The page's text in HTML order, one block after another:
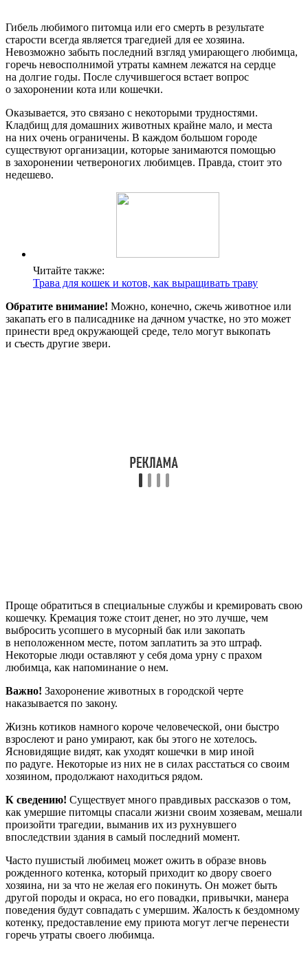
Гибель любимого питомца или его смерть в результате
старости всегда является трагедией для ее хозяина.
Невозможно забыть последний взгляд умирающего любимца,
горечь невосполнимой утраты камнем лежатся на сердце
на долгие годы. После случившегося встает вопрос
о захоронении кота или кошечки.
Оказывается, это связано с некоторыми трудностями.
Кладбищ для домашних животных крайне мало, и места
на них очень ограничены. В каждом большом городе
существуют организации, которые занимаются помощью
в захоронении четвероногих любимцев. Правда, стоит это
недешево.
Читайте также:
Трава для кошек и котов, как выращивать траву
Обратите внимание! Можно, конечно, сжечь животное или
закапать его в палисаднике на дачном участке, но это может
принести вред окружающей среде, тело могут выкопать
и съесть другие звери.
Проще обратиться в специальные службы и кремировать свою
кошечку. Кремация тоже стоит денег, но это лучше, чем
выбросить усопшего в мусорный бак или закопать
в неположенном месте, потом заплатить за это штраф.
Некоторые люди оставляют у себя дома урну с прахом
любимца, как напоминание о нем.
Важно! Захоронение животных в городской черте
наказывается по закону.
Жизнь котиков намного короче человеческой, они быстро
взрослеют и рано умирают, как бы этого не хотелось.
Ясновидящие видят, как уходят кошечки в мир иной
по радуге. Некоторые из них не в силах расстаться со своим
хозяином, продолжают находиться рядом.
К сведению! Существует много правдивых рассказов о том,
как умершие питомцы спасали жизни своим хозяевам, мешали
произойти трагедии, выманив их из рухнувшего
впоследствии здания в самый последний момент.
Часто пушистый любимец может ожить в образе вновь
рожденного котенка, который приходит ко двору своего
хозяина, ни за что не желая его покинуть. Он может быть
другой породы и окраса, но его повадки, привычки, манера
поведения будут совпадать с умершим. Жалость к бездомному
котенку, предоставление ему приюта могут легче перенести
горечь утраты своего любимца.